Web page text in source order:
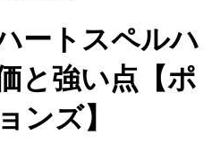
ートスペルハ
と強い点【ポ
ンズ】